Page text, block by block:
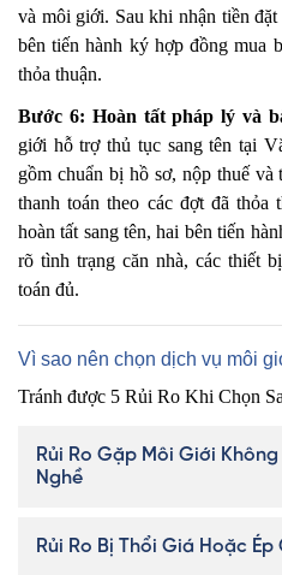
và môi giới. Sau khi nhận tiền
bên tiến hành ký hợp đồng mua
thỏa thuận.
Bước 6: Hoàn tất pháp lý và
giới hỗ trợ thủ tục sang tên tại
gồm chuẩn bị hồ sơ, nộp thuế
thanh toán theo các đợt đã thỏa
hoàn tất sang tên, hai bên tiến
rõ tình trạng căn nhà, các thiết
toán đủ.
Vì sao nên chọn dịch vụ môi
Tránh được 5 Rủi Ro Khi Chọn
Rủi Ro Gặp Môi Giới
Nghề
Rủi Ro Bị Thổi Giá Hoặc Ép